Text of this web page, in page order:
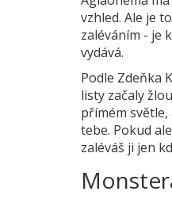
vzhled. Ale je
zaléváním - je
vydává.
Podle Zdeňka
listy začaly
přímém
tebe. Pokud
zaléváš ji jen